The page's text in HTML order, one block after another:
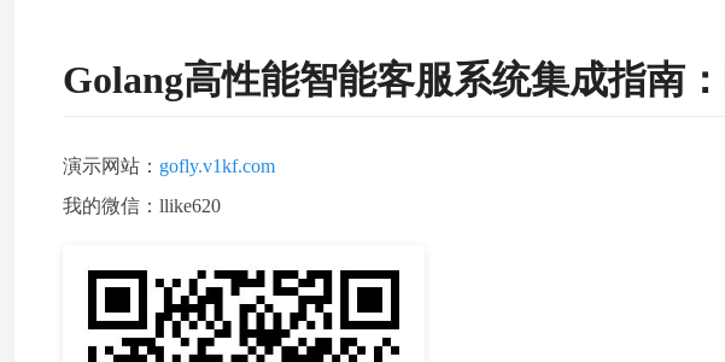
Golang高性能智能客服系统集成指南
演示网站： gofly.v1kf.com
我的微信：llike620